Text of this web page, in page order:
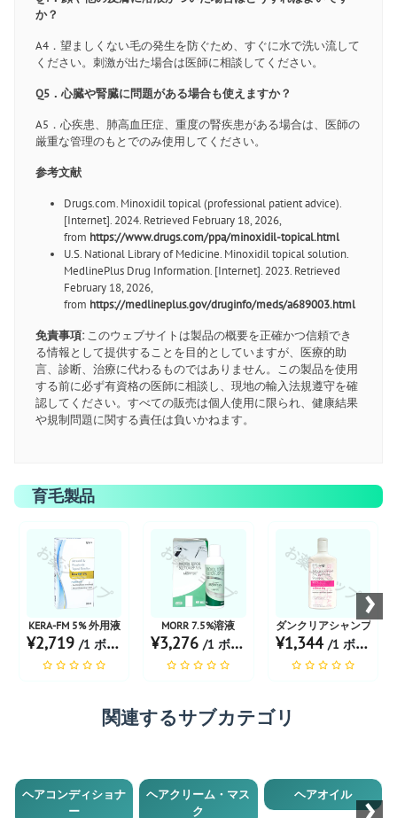
か？
A4．望ましくない毛の発生を防ぐため、すぐに水で洗い流して
ください。刺激が出た場合は医師に相談してください。
Q5．心臓や腎臓に問題がある場合も使えますか？
A5．心疾患、肺高血圧症、重度の腎疾患がある場合は、医師の
厳重な管理のもとでのみ使用してください。
参考文献
Drugs.com. Minoxidil topical (professional patient advice).
[Internet]. 2024. Retrieved February 18, 2026,
from https://www.drugs.com/ppa/minoxidil-topical.html
U.S. National Library of Medicine. Minoxidil topical solution.
MedlinePlus Drug Information. [Internet]. 2023. Retrieved
February 18, 2026,
from https://medlineplus.gov/druginfo/meds/a689003.html
免責事項: このウェブサイトは製品の概要を正確かつ信頼でき
る情報として提供することを目的としていますが、医療的助
言、診断、治療に代わるものではありません。この製品を使用
する前に必ず有資格の医師に相談し、現地の輸入法規遵守を確
認してください。すべての販売は個人使用に限られ、健康結果
や規制問題に関する責任は負いかねます。
育毛製品
お薬ショップ
KERA-FM 5% 外用液
¥2,719 /1 ボトル あたり
お薬ショップ
MORR 7.5%溶液
¥3,276/1 ボトル あたり
お薬ショップ
ダンクリアシャンプー
¥1,344 /1 ボトル あたり
›
関連するサブカテゴリ
ヘアコンディショナ
ー
ヘアクリーム・マス
ク
ヘアオイル